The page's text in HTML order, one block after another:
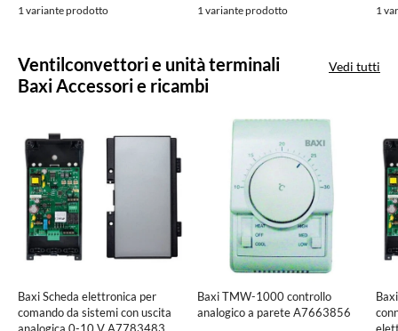
1 variante prodotto
1 variante prodotto
1
Ventilconvettori e unità terminali
Baxi Accessori e ricambi
Vedi tutti
Baxi Scheda elettronica per
comando da sistemi con uscita
analogica 0-10 V A7783483
Baxi TMW-1000 controllo
analogico a parete A7663856